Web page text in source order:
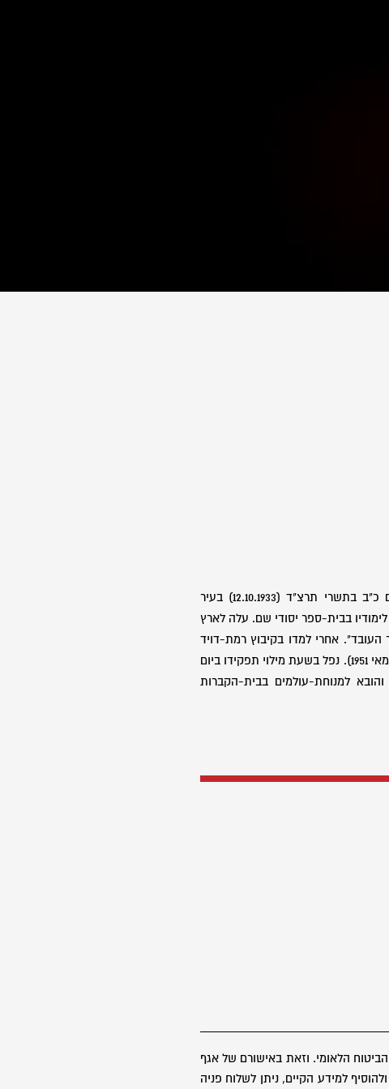
בן יהושע ועזיזה. נולד ביום כ"ב בתשרי תרצ"ד (12.10.1933) בעיר
בבית-ספר יסודי שם. עלה לארץ
העובד". אחרי למדו בקיבוץ רמת-דויד
שנתיים ומחצה גויס לצה"ל (מאי 1951). נפל בשעת מילוי תפקידו ביום
בסיון תשי"ב (7.6.1952) והובא למנוחת-עולמים בבית-הקברות
הלאומי. וזאת באישורם של אגף
למידע הקיים, ניתן לשלוח פניה